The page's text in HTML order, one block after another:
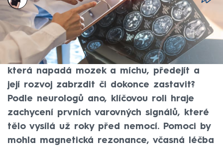
2. čvn 2025, 05:57
V České republice trpí více než 26 tisíc lidí
roztroušenou sklerózou (RS), nemocí,
kterou nelze vyléčit. Šlo by však chorobě,
která napadá mozek a míchu, předejít a
její rozvoj zabrzdit či dokonce zastavit?
Podle neurologů ano, klíčovou roli hraje
zachycení prvních varovných signálů, které
tělo vysílá už roky před nemocí. Pomoci by
mohla magnetická rezonance, včasná léčba